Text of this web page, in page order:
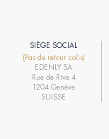
SIÈGE SOCIAL
(Pas de retour colis)
EDENLY SA
Rue de Rive 4
1204 Genève
SUISSE